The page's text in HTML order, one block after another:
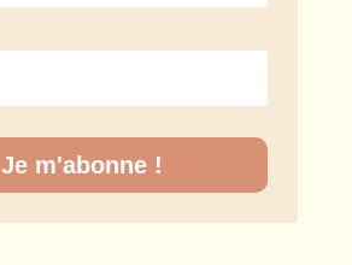
Je m'abonne !